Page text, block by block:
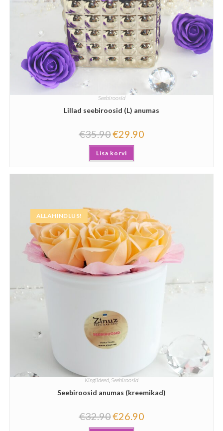
Seebiroosid
Lillad seebiroosid (L) anumas
€35.90€29.90
Lisa korvi
ALLAHINDLUS!
Kingiideed, Seebiroosid
Seebiroosid anumas (kreemikad)
€32.90€26.90